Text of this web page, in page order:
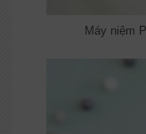
Máy niệm